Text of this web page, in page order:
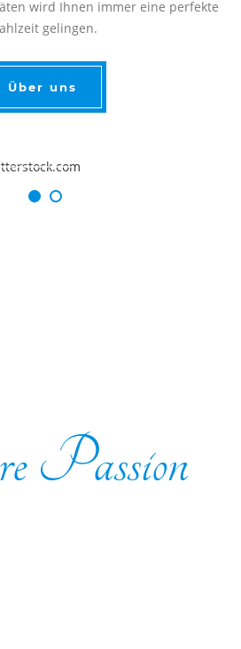
wird Ihnen immer eine perfekte
gelingen.
Über uns
Passion